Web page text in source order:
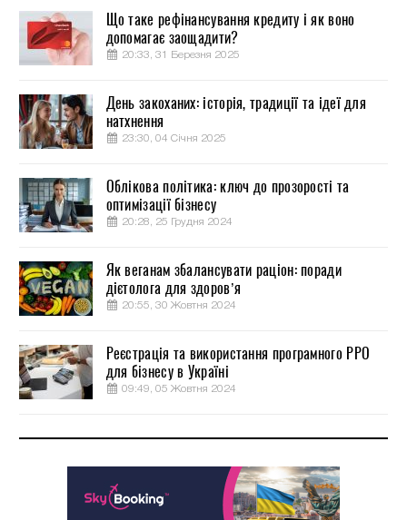
Що таке рефінансування кредиту і як воно
допомагає заощадити?
20:33, 31 Березня 2025
День закоханих: історія, традиції та ідеї для
натхнення
23:30, 04 Січня 2025
Облікова політика: ключ до прозорості та
оптимізації бізнесу
20:28, 25 Грудня 2024
Як веганам збалансувати раціон: поради
дієтолога для здоров’я
20:55, 30 Жовтня 2024
Реєстрація та використання програмного РРО
для бізнесу в Україні
09:49, 05 Жовтня 2024